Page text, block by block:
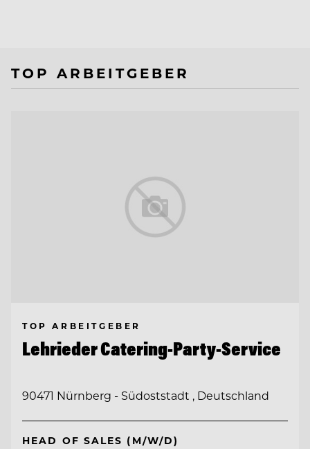
TOP ARBEITGEBER
TOP ARBEITGEBER
Lehrieder Catering-Party-Service
90471 Nürnberg - Südoststadt , Deutschland
HEAD OF SALES (M/W/D)